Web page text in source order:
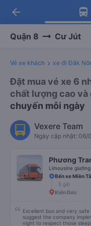
Tải
Nhận
Tải
-30k/
arrow_back
Quận 8 Cư Jút
Vé xe khách xe đi Đăk
Đặt mua vé xe 6
chất lượng cao và
chuyến mỗi ngày
Vexere Team
Ngày cập nhật: 06/
Phương
Limousine
Bến xe Miền
5 giờ
Kiến Đức
Excellent bus and very
suggest the company
night to respect those